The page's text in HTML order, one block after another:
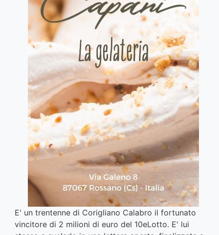
E' un trentenne di Corigliano Calabro il fortunato
vincitore di 2 milioni di euro del 10eLotto. E' lui